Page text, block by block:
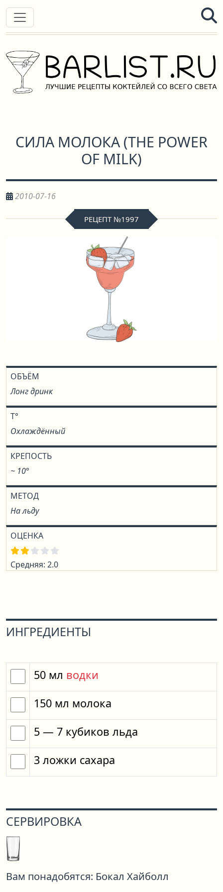
СИЛА МОЛОКА(THE POWER
OF MILK)
2010-07-16
РЕЦЕПТ №1997
ОБЪЁМ
Лонг дринк
T°
Охлаждённый
КРЕПОСТЬ
~ 10°
МЕТОД
На льду
ОЦЕНКА
Средняя: 2.0
ИНГРЕДИЕНТЫ
50 мл водки
150 мл молока
5 — 7 кубиков льда
3 ложки сахара
СЕРВИРОВКА
Вам понадобятся: Бокал Хайболл